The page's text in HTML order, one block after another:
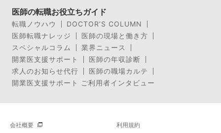
医師の転職お役立ちガイド
転職ノウハウ
DOCTOR’S COLUMN
医師転職ナレッジ
医師の現場と働き方
スペシャルコラム
業界ニュース
開業医支援サポート
医師の年収診断
求人のお知らせ代行
医師の職場カルテ
開業医支援サポート ご利用者インタビュー
会社概要 利用規約